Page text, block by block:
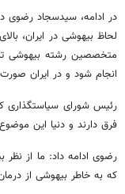
در ادامه، سیدسجاد رضوی
لحاظ بیهوشی در ایران،
متخصصین رشته بیهوشی
انجام شود و در ایران
رئیس شورای سیاستگذاری
فرق دارند و دنیا این
رضوی ادامه داد: ما از نظر
که به خاطر بیهوشی از